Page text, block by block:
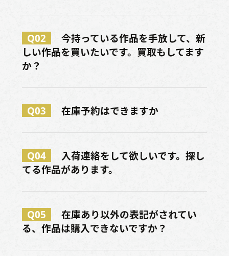
Q02
今持っている作品を手放して、新
しい作品を買いたいです。買取もしてます
か？
Q03 在庫予約はできますか
Q04
入荷連絡をして欲しいです。探し
てる作品があります。
Q05
在庫あり以外の表記がされてい
る、作品は購入できないですか？